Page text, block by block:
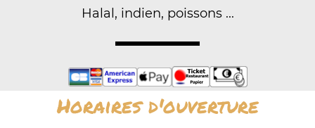
Halal, indien, poissons ...
Horaires d'ouverture